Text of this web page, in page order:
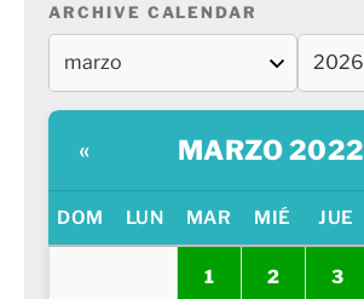
ARCHIVE CALENDAR
« MARZO 2022
DOM LUN MAR MIÉ JUE
1 2 3